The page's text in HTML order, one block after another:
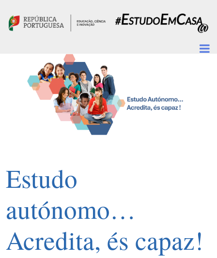
Estudo
autónomo…
Acredita, és capaz!